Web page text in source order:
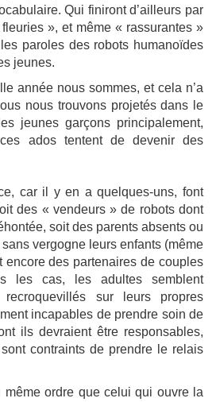
Qui finiront d’ailleurs par
», et même « rassurantes »
paroles des robots humanoïdes
jeunes.
année nous sommes, et cela n’a
nous trouvons projetés dans le
jeunes garçons principalement,
ados tentent de devenir des
car il y en a quelques-uns, font
des « vendeurs » de robots dont
soit des parents absents ou
vergogne leurs enfants (même
encore des partenaires de couples
les cas, les adultes semblent
recroquevillés sur leurs propres
incapables de prendre soin de
ils devraient être responsables,
contraints de prendre le relais
même ordre que celui qui ouvre la